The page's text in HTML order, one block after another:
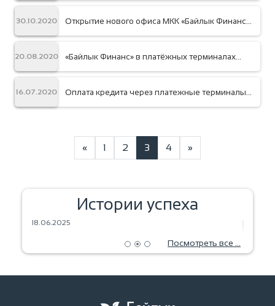
30.10.2020
Открытие нового офиса МКК «Байлык Финанс»
20.08.2020
«Байлык Финанс» в платёжных терминалах
16.07.2020
Оплата кредита через платежные терминалы
« 1 2 3 4 »
Истории успеха
ВЫПЕЧКА С ЛЮБОВЬЮ!
18.06.2025
Посмотреть все ...